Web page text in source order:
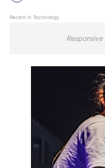
Recent in Technology